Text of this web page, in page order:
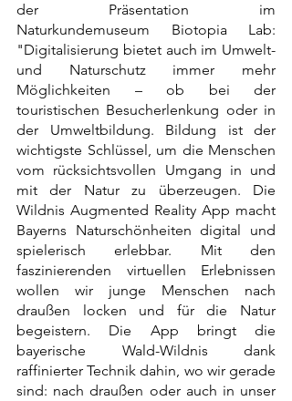
der Präsentation im
Naturkundemuseum Biotopia Lab:
"Digitalisierung bietet auch im Umwelt-
und Naturschutz immer mehr
Möglichkeiten – ob bei der
touristischen Besucherlenkung oder in
der Umweltbildung. Bildung ist der
wichtigste Schlüssel, um die Menschen
vom rücksichtsvollen Umgang in und
mit der Natur zu überzeugen. Die
Wildnis Augmented Reality App macht
Bayerns Naturschönheiten digital und
spielerisch erlebbar. Mit den
faszinierenden virtuellen Erlebnissen
wollen wir junge Menschen nach
draußen locken und für die Natur
begeistern. Die App bringt die
bayerische Wald-Wildnis dank
raffinierter Technik dahin, wo wir gerade
sind: nach draußen oder auch in unser